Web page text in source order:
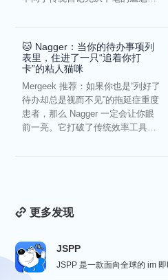
🐱 Nagger：当你的待办事项列
表里，住进了一只“追着你打
卡”的粘人猫咪
Mergeek 推荐：如果你也是“列好了
待办却总是视而不见”的拖延症重度
患者，那么 Nagger 一定会让你眼
前一亮。它打破了传统效率工具冰
更多发现
JSPP